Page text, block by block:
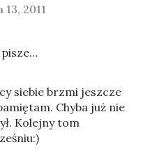
2011
pisze…
siebie brzmi jeszcze
Chyba już nie
Kolejny tom